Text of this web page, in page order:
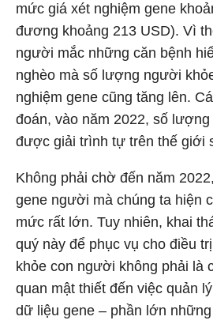
mức giá xét nghiệm gene
đương khoảng 213 USD). Vì
người mắc những căn bệnh
nghèo mà số lượng người
nghiệm gene cũng tăng lên.
đoán, vào năm 2022, số
được giải trình tự trên thế giới
Không phải chờ đến năm
gene người mà chúng ta hiện
mức rất lớn. Tuy nhiên, khai
quý này để phục vụ cho điều
khỏe con người không phải là
quan mật thiết đến việc quản
dữ liệu gene – phần lớn